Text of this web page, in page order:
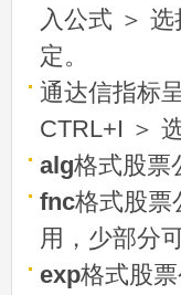
入公式 ＞
定。
通达信指标
CTRL+I ＞
alg格式股票
fnc格式股票
用，少部分
exp格式股